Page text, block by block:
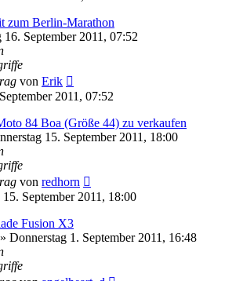
zum Berlin-Marathon
16. September 2011, 07:52
von Erik
2011, 07:52
84 Boa (Größe 44) zu verkaufen
15. September 2011, 18:00
von redhorn
September 2011, 18:00
Fusion X3
» Donnerstag 1. September 2011, 16:48